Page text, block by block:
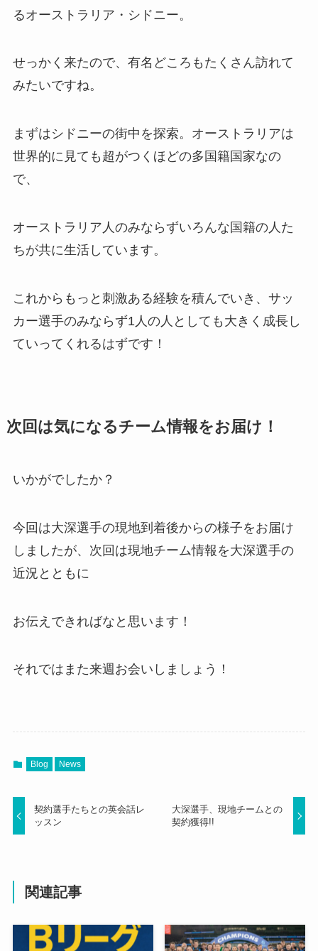
るオーストラリア・シドニー。
せっかく来たので、有名どころもたくさん訪れて
みたいですね。
まずはシドニーの街中を探索。オーストラリアは
世界的に見ても超がつくほどの多国籍国家なの
で、
オーストラリア人のみならずいろんな国籍の人た
ちが共に生活しています。
これからもっと刺激ある経験を積んでいき、サッ
カー選手のみならず1人の人としても大きく成長し
ていってくれるはずです！
次回は気になるチーム情報をお届け！
いかがでしたか？
今回は大深選手の現地到着後からの様子をお届け
しましたが、次回は現地チーム情報を大深選手の
近況とともに
お伝えできればなと思います！
それではまた来週お会いしましょう！
Blog News
契約選手たちとの英会話レ
ッスン
大深選手、現地チームとの
契約獲得!!
関連記事